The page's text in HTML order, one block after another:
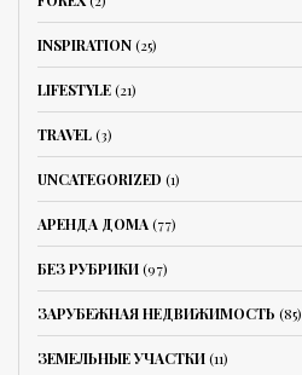
INSPIRATION(25)
LIFESTYLE(21)
TRAVEL(3)
UNCATEGORIZED (1)
АРЕНДА ДОМА(77)
БЕЗ РУБРИКИ(97)
ЗАРУБЕЖНАЯ НЕДВИЖИМОСТЬ (85)
ЗЕМЕЛЬНЫЕ УЧАСТКИ(11)